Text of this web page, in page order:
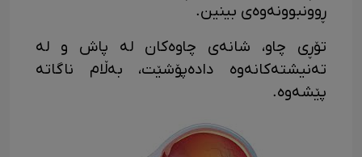
ڕوونبوونەوەی بینین.
تۆڕی چاو، شانەی چاوەکان لە پاش و لە
تەنیشتەکانەوە دادەپۆشێت، بەڵام ناگاتە
پێشەوە.